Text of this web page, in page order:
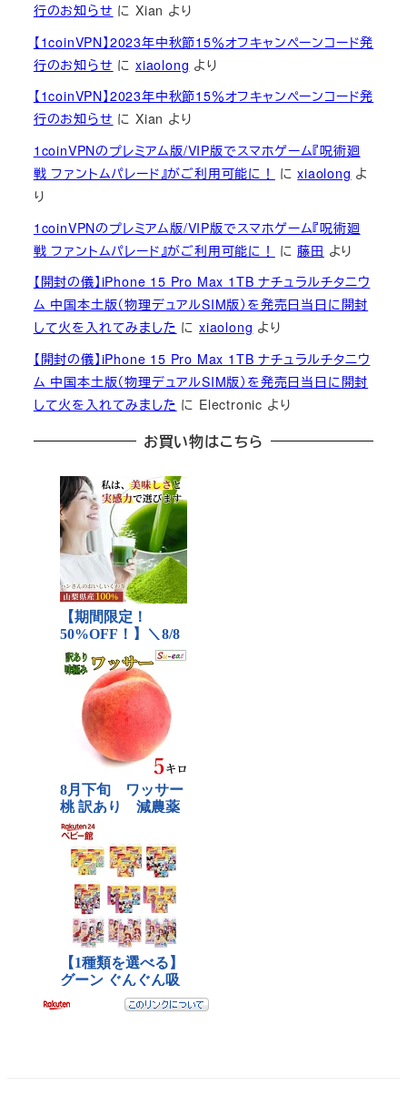
行のお知らせ にXian より
【1coinVPN】2023年中秋節15％オフキャンペーンコード発
行のお知らせ にxiaolong より
【1coinVPN】2023年中秋節15％オフキャンペーンコード発
行のお知らせ にXian より
1coinVPNのプレミアム版/VIP版でスマホゲーム『呪術廻
戦 ファントムパレード』がご利用可能に！
にxiaolong よ
り
1coinVPNのプレミアム版/VIP版でスマホゲーム『呪術廻
戦 ファントムパレード』がご利用可能に！
に藤田 より
【開封の儀】iPhone 15 Pro Max 1TB ナチュラルチタニウ
ム 中国本土版（物理デュアルSIM版）を発売日当日に開封
して火を入れてみました にxiaolong より
【開封の儀】iPhone 15 Pro Max 1TB ナチュラルチタニウ
ム 中国本土版（物理デュアルSIM版）を発売日当日に開封
して火を入れてみました に Electronic より
お買い物はこちら